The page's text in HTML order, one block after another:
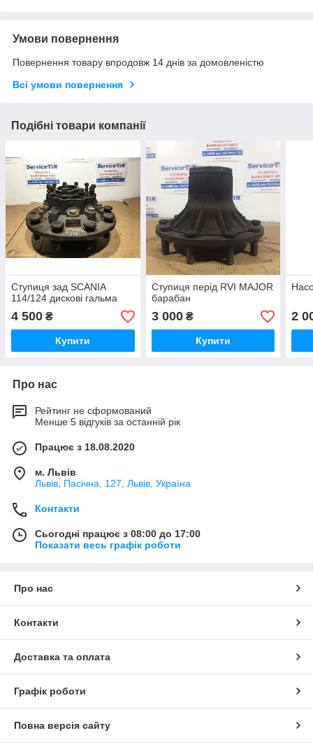
Умови повернення
Повернення товару впродовж 14 днів за домовленістю
Всі умови повернення
Подібні товари компанії
Ступиця зад SCANIA
114/124 дискові гальма
4 500 ₴
Купити
Ступиця перід RVI MAJOR
барабан
3 000₴
Купити
2
Про нас
Рейтинг не сформований
Менше 5 відгуків за останній рік
Працює з 18.08.2020
м. Львів
Львів, Пасічна, 127, Львів, Україна
Контакти
Сьогодні працює з 08:00 до 17:00
Показати весь графік роботи
Про нас
Контакти
Доставка та оплата
Графік роботи
Повна версія сайту